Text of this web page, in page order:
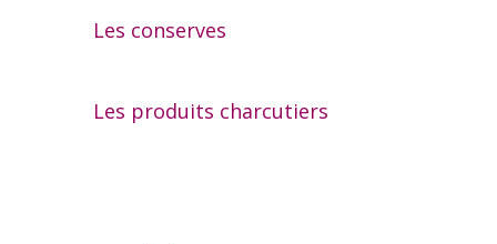
Les conserves
Les produits charcutiers